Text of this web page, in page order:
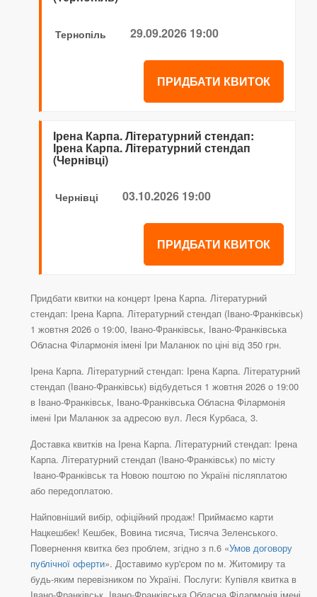
Тернопіль 29.09.2026 19:00
ПРИДБАТИ КВИТОК
Ірена Карпа. Літературний стендап:
Ірена Карпа. Літературний стендап
(Чернівці)
Чернівці 03.10.2026 19:00
ПРИДБАТИ КВИТОК
Придбати квитки на концерт Ірена Карпа. Літературний
стендап: Ірена Карпа. Літературний стендап (Івано-Франківськ)
1 жовтня 2026 о 19:00, Івано-Франківськ, Івано-Франківська
Обласна Філармонія імені Іри Маланюк по ціні від 350 грн.
Ірена Карпа. Літературний стендап: Ірена Карпа. Літературний
стендап (Івано-Франківськ) відбудеться 1 жовтня 2026 о 19:00
в Івано-Франківськ, Івано-Франківська Обласна Філармонія
імені Іри Маланюк за адресою вул. Леся Курбаса, 3.
Доставка квитків на Ірена Карпа. Літературний стендап: Ірена
Карпа. Літературний стендап (Івано-Франківськ) по місту
Івано-Франківськ та Новою поштою по Україні післяплатою
або передоплатою.
Найповніший вибір, офіційний продаж! Приймаємо карти
Нацкешбек! Кешбек, Вовина тисяча, Тисяча Зеленського.
Повернення квитка без проблем, згідно з п.6 «Умов договору
публічної оферти». Доставимо кур'єром по м. Житомиру та
будь-яким перевізником по Україні. Послуги: Купівля квитка в